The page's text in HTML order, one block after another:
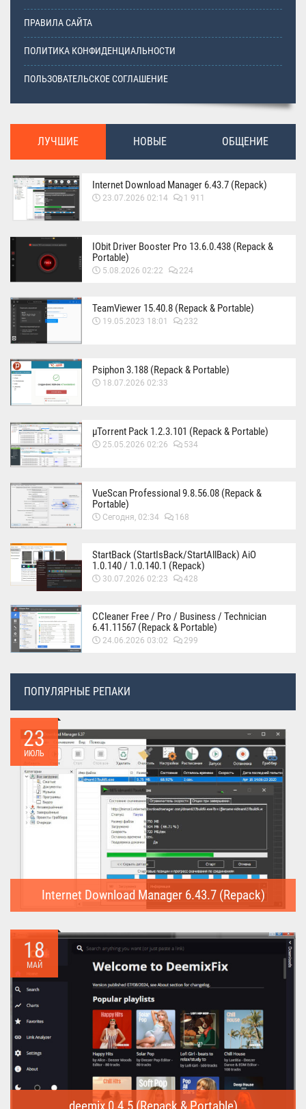
ПРАВИЛА САЙТА
ПОЛИТИКА КОНФИДЕНЦИАЛЬНОСТИ
ПОЛЬЗОВАТЕЛЬСКОЕ СОГЛАШЕНИЕ
ЛУЧШИЕ НОВЫЕ ОБЩЕНИЕ
Internet Download Manager 6.43.7 (Repack)
23.07.2026 02:14 1 911
IObit Driver Booster Pro 13.6.0.438 (Repack &
Portable)
5.08.2026 02:22 224
TeamViewer 15.40.8 (Repack & Portable)
19.05.2023 18:01 232
Psiphon 3.188 (Repack & Portable)
18.07.2026 02:33
µTorrent Pack 1.2.3.101 (Repack & Portable)
25.05.2026 02:26 534
VueScan Professional 9.8.56.08 (Repack &
Portable)
Сегодня, 02:34 168
StartBack (StartIsBack/StartAllBack) AiO
1.0.140 / 1.0.140.1 (Repack)
30.07.2026 02:23 428
CCleaner Free / Pro / Business / Technician
6.41.11567 (Repack & Portable)
24.06.2026 03:02 299
ПОПУЛЯРНЫЕ РЕПАКИ
23
ИЮЛЬ
Internet Download Manager 6.43.7 (Repack)
предназначена для...
18
МАЙ